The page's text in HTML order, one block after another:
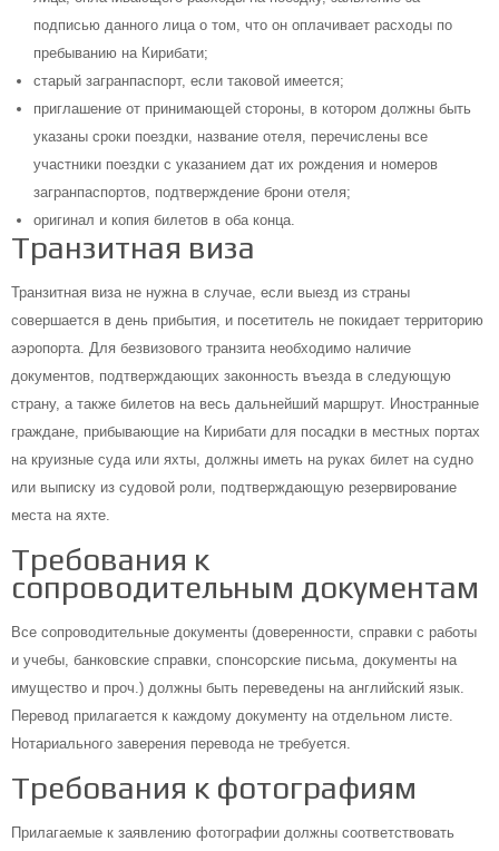
подписью данного лица о том, что он оплачивает расходы по
пребыванию на Кирибати;
старый загранпаспорт, если таковой имеется;
приглашение от принимающей стороны, в котором должны быть
указаны сроки поездки, название отеля, перечислены все
участники поездки с указанием дат их рождения и номеров
загранпаспортов, подтверждение брони отеля;
оригинал и копия билетов в оба конца.
Транзитная виза
Транзитная виза не нужна в случае, если выезд из страны
совершается в день прибытия, и посетитель не покидает территорию
аэропорта. Для безвизового транзита необходимо наличие
документов, подтверждающих законность въезда в следующую
страну, а также билетов на весь дальнейший маршрут. Иностранные
граждане, прибывающие на Кирибати для посадки в местных портах
на круизные суда или яхты, должны иметь на руках билет на судно
или выписку из судовой роли, подтверждающую резервирование
места на яхте.
Требования к
сопроводительным документам
Все сопроводительные документы (доверенности, справки с работы
и учебы, банковские справки, спонсорские письма, документы на
имущество и проч.) должны быть переведены на английский язык.
Перевод прилагается к каждому документу на отдельном листе.
Нотариального заверения перевода не требуется.
Требования к фотографиям
Прилагаемые к заявлению фотографии должны соответствовать